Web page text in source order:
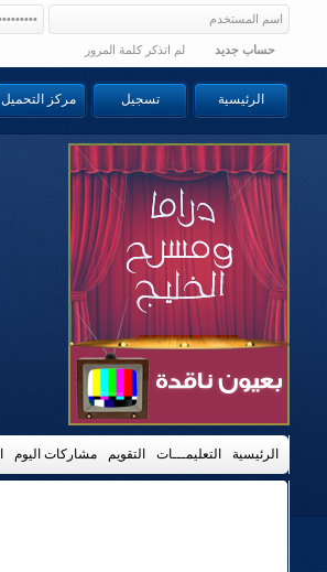
حساب جديد لم اتذكر كلمة المرور
الرئيسية تسجيل مركز التحميل
الرئيسية التعليمـــات التقويم مشاركات اليوم